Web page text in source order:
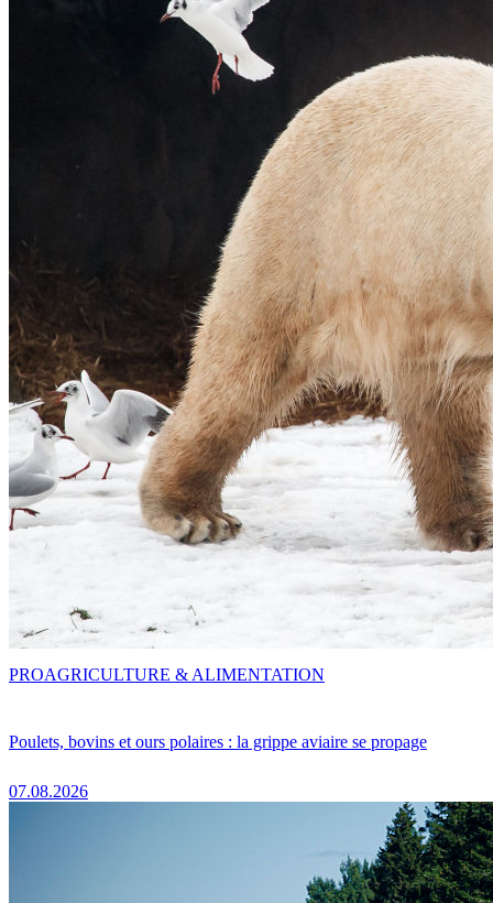
Poulets, bovins et ours polaires : la grippe aviaire se propage
07.08.2026
PROAGRICULTURE & ALIMENTATION